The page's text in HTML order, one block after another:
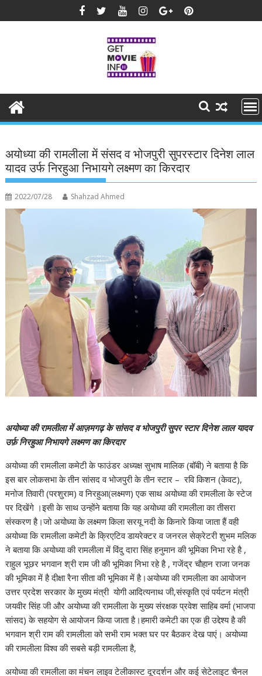
to
अयोध्या की रामलीला में संसद व भोजपुरी सुपरस्टार दिनेश लाल
यादव उर्फ निरहुआ निभायगे लक्ष्मण का किरदार
2022/07/28 Shahzad Ahmed
अयोध्या की रामलीला में आज़मगढ़ के सांसद व भोजपुरी सुपर स्टार दिनेश लाल यादव
उर्फ़ निरहुआ निभायगे लक्ष्मण का किरदार
अयोध्या की रामलीला कमेटी के फाउंडर अध्यक्ष सुभाष मालिक (बॉबी) ने बताया है कि
इस बार लोकसभा के तीन सांसद व भोजपुरी के तीन स्टार – रवि किशन (केवट),
मनोज तिवारी (परशुराम) व निरहुआ(लक्ष्मण) एक साथ अयोध्या की रामलीला के स्टेज
पर दिखेंगे ।इसी के साथ उन्होंने बताया कि यह अयोध्या की रामलीला का तीसरा
संस्करण है।जो अयोध्या के लक्ष्मण किला सरयू नदी के किनारे किया जाता हैं वही
अयोध्या कि रामलीला कमेटी के क्रिएटिव डायरेक्टर व जनरल सेक्रेटरी शुभम मलिक
ने बताया कि अयोध्या की रामलीला में विंदु दारा सिंह हनुमान की भूमिका निभा रहे है ,
राहुल भूछर भगवान श्री राम जी की भूमिका निभा रहे है , गजेंद्र चौहान राजा जनक
की भूमिका में है दीक्षा रैना सीता की भूमिका में है।अयोध्या की रामलीला का आयोजन
उत्तर प्रदेश सरकार के मुख्य मंत्री योगी आदित्यनाथ जी,संस्कृति एवं पर्यटन मंत्री
जयवीर सिंह जी और अयोध्या की रामलीला के मुख्य संरक्षक प्रवेश साहिब वर्मा (भाजपा
सांसद) के सहयोग से आयोजन किया जाता है।हमारी कमेटी का एक ही उद्देश्य है की
भगवान श्री राम की रामलीला को सभी राम भक्त घर पर बैठकर देख पाएं। अयोध्या
की रामलीला विश्व की सबसे बड़ी रामलीला है,
अयोध्या की रामलीला का मंचन लाइव टेलीकास्ट दूरदर्शन और कई सेटेलाइट चैनल